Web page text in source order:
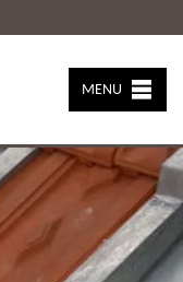
MENU